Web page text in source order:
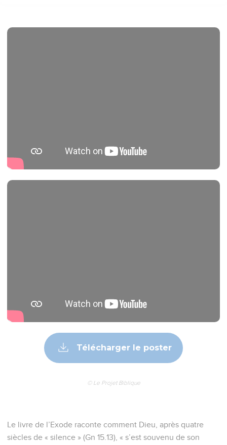
Télécharger le poster
© Le Projet Biblique
Le livre de l’Exode raconte comment Dieu, après quatre
siècles de « silence » (Gn 15.13), « s’est souvenu de son